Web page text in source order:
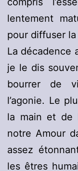
lentement
pour diffuser
La décadence
je le dis
bourrer de
l’agonie. Le
la main et de
notre Amour
assez
les êtres